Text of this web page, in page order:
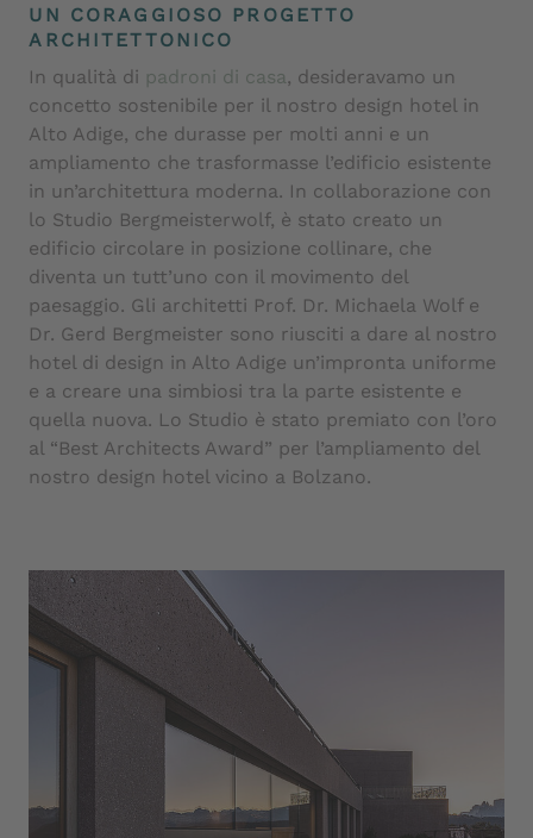
UN CORAGGIOSO PROGETTO
ARCHITETTONICO
In qualità di padroni di casa , desideravamo un
concetto sostenibile per il nostro design hotel in
Alto Adige, che durasse per molti anni e un
ampliamento che trasformasse l’edificio esistente
in un’architettura moderna. In collaborazione con
lo Studio Bergmeisterwolf, è stato creato un
edificio circolare in posizione collinare, che
diventa un tutt’uno con il movimento del
paesaggio. Gli architetti Prof. Dr. Michaela Wolf e
Dr. Gerd Bergmeister sono riusciti a dare al nostro
hotel di design in Alto Adige un’impronta uniforme
e a creare una simbiosi tra la parte esistente e
quella nuova. Lo Studio è stato premiato con l’oro
al “Best Architects Award” per l’ampliamento del
nostro design hotel vicino a Bolzano.